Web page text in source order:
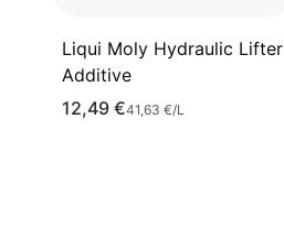
Liqui Moly Hydraulic Lifter
Additive
12,49 €41,63 €/L